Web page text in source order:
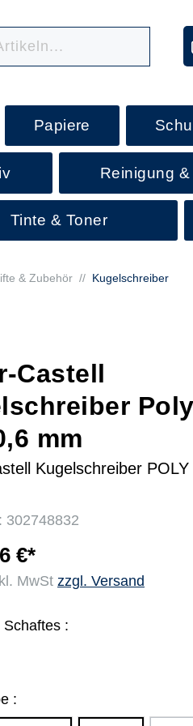
Papiere
Reinigung
Tinte & Toner
& Zubehör // Kugelschreiber
Castell
mm
Kugelschreiber POLY
302748832
€*
MwSt zzgl. Versand
:
: